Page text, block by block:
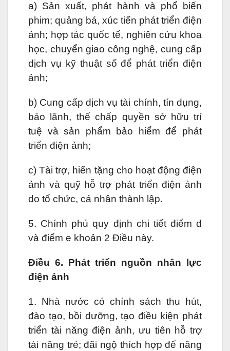
a) Sản xuất, phát hành và phổ biến
phim; quảng bá, xúc tiến phát triển điện
ảnh; hợp tác quốc tế, nghiên cứu khoa
học, chuyển giao công nghệ, cung cấp
dịch vụ kỹ thuật số để phát triển điện
ảnh;
b) Cung cấp dịch vụ tài chính, tín dụng,
bảo lãnh, thế chấp quyền sở hữu trí
tuệ và sản phẩm bảo hiểm để phát
triển điện ảnh;
c) Tài trợ, hiến tặng cho hoạt động điện
ảnh và quỹ hỗ trợ phát triển điện ảnh
do tổ chức, cá nhân thành lập.
5. Chính phủ quy định chi tiết điểm d
và điểm e khoản 2 Điều này.
Điều 6. Phát triển nguồn nhân lực
điện ảnh
1. Nhà nước có chính sách thu hút,
đào tạo, bồi dưỡng, tạo điều kiện phát
triển tài năng điện ảnh, ưu tiên hỗ trợ
tài năng trẻ; đãi ngộ thích hợp để nâng